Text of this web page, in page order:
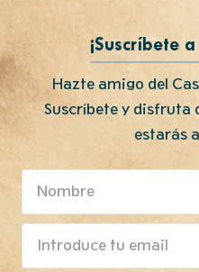
¡Suscríbete
Hazte amigo del
Suscríbete y disfruta
estarás